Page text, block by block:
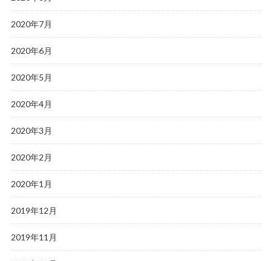
2020年7月
2020年6月
2020年5月
2020年4月
2020年3月
2020年2月
2020年1月
2019年12月
2019年11月